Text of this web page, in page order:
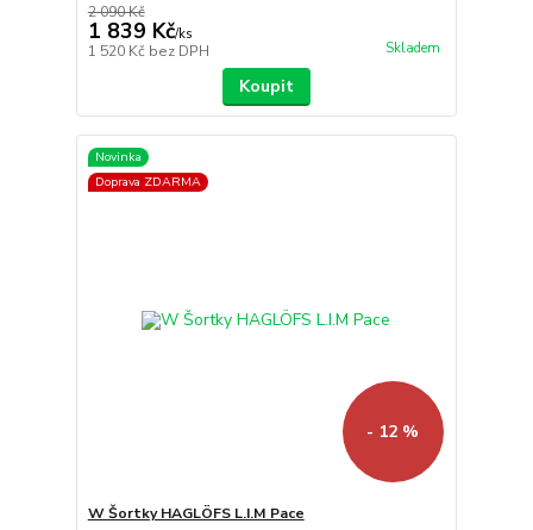
2 090 Kč
1 839 Kč/ks
1 520 Kč bez DPH Skladem
Koupit
Novinka
Doprava ZDARMA
- 12 %
W Šortky HAGLÖFS L.I.M Pace